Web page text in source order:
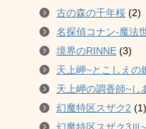
古の森の千年桜 (2)
名探偵コナン-魔法
境界のRINNE (3)
天上岬~とこしえの
天上岬の調香師~し
幻魔特区スザク2 (1)
幻魔特区スザク